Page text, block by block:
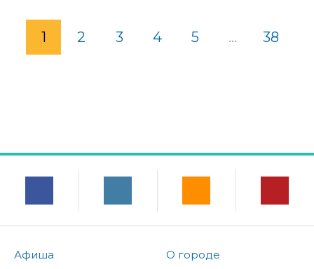
1 2 3 4 5 ... 38
Афиша
О городе